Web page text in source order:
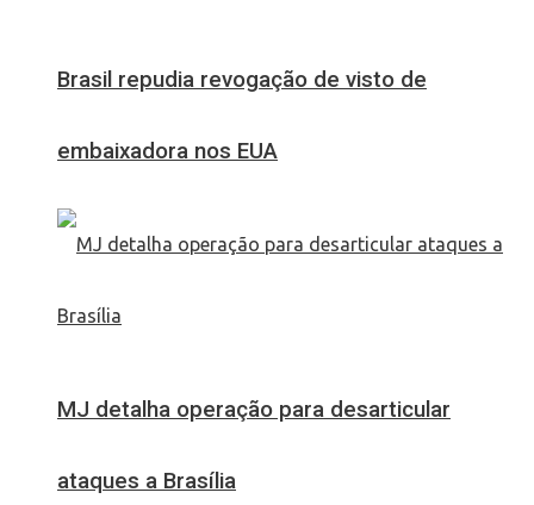
Brasil repudia revogação de visto de
embaixadora nos EUA
MJ detalha operação para desarticular
ataques a Brasília